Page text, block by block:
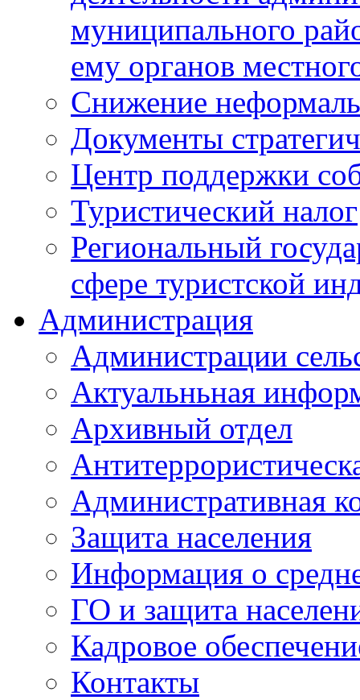
муниципального
ему органов
Снижение
Документы
Центр поддержки
Туристический налог
Региональный
сфере туристской
Администрация
Администрации
Актуальньная
Архивный отдел
Административная
Защита населения
Информация о
ГО и защита
Кадровое
Контакты